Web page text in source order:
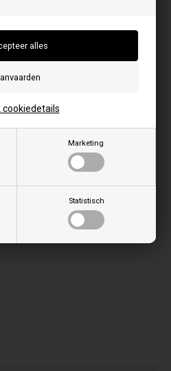
Marketing
Statistisch
cookiedetails
van model tot model